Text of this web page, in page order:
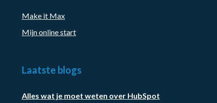
Make it Max
Mijn online start
Laatste blogs
Alles wat je moet weten over HubSpot